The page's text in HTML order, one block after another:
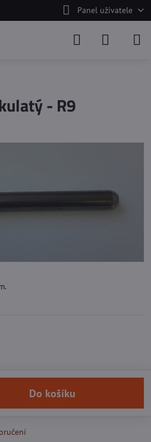
Panel uživatele
- R9
Do košíku